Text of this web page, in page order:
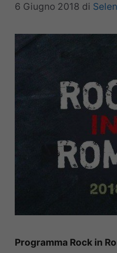
6 Giugno 2018 di
Programma Rock in